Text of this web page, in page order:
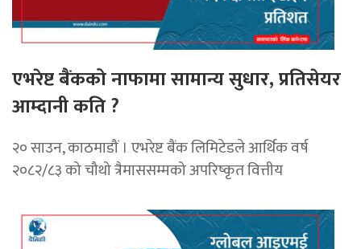
एभरेष्ट बैंकको नाफामा सामान्य सुधार, प्रतिसेयर
आम्दानी कति ?
२० साउन, काठमाडौं । एभरेष्ट बैंक लिमिटेडले आर्थिक वर्ष
२०८२/८३ को चौथो त्रैमाससम्मको अपरिष्कृत वित्तीय